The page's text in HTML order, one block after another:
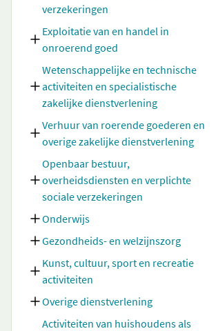
verzekeringen
Exploitatie van en handel in
onroerend goed
Wetenschappelijke en technische
activiteiten en specialistische
zakelijke dienstverlening
Verhuur van roerende goederen en
overige zakelijke dienstverlening
Openbaar bestuur,
overheidsdiensten en verplichte
sociale verzekeringen
Onderwijs
Gezondheids- en welzijnszorg
Kunst, cultuur, sport en recreatie
activiteiten
Overige dienstverlening
Activiteiten van huishoudens als